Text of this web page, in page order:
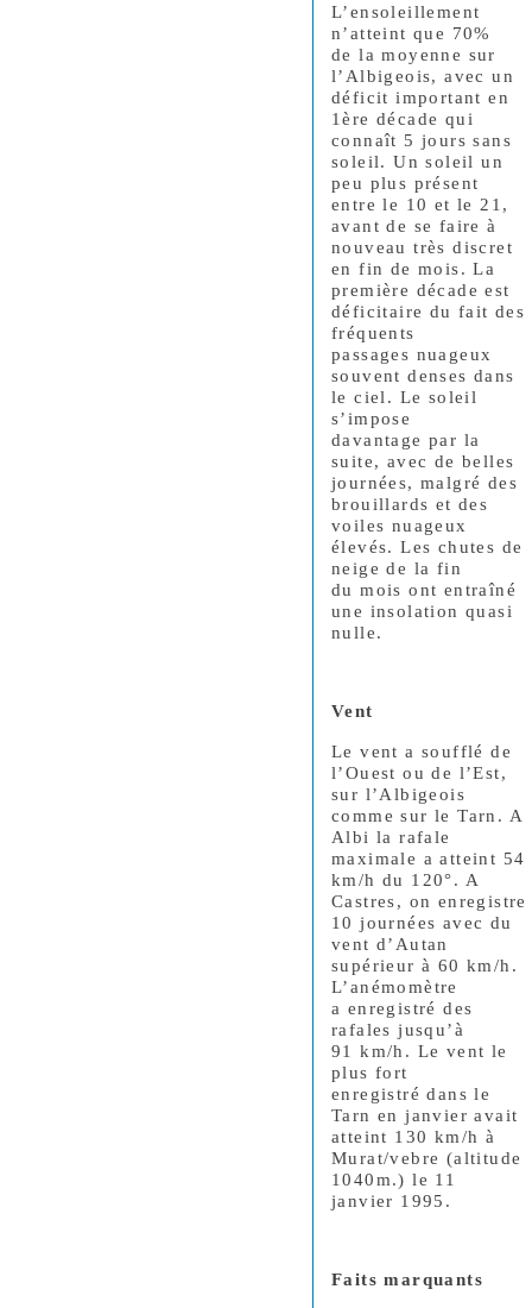
L’ensoleillement
n’atteint que 70%
de la moyenne sur
l’Albigeois, avec un
déficit important en
1ère décade qui
connaît 5 jours sans
soleil. Un soleil un
peu plus présent
entre le 10 et le 21,
avant de se faire à
nouveau très discret
en fin de mois. La
première décade est
déficitaire du fait des
fréquents
passages nuageux
souvent denses dans
le ciel. Le soleil
s’impose
davantage par la
suite, avec de belles
journées, malgré des
brouillards et des
voiles nuageux
élevés. Les chutes de
neige de la fin
du mois ont entraîné
une insolation quasi
nulle.
Vent
Le vent a soufflé de
l’Ouest ou de l’Est,
sur l’Albigeois
comme sur le Tarn. A
Albi la rafale
maximale a atteint 54
km/h du 120°. A
Castres, on enregistre
10 journées avec du
vent d’Autan
supérieur à 60 km/h.
L’anémomètre
a enregistré des
rafales jusqu’à
91 km/h. Le vent le
plus fort
enregistré dans le
Tarn en janvier avait
atteint 130 km/h à
Murat/vebre (altitude
1040m.) le 11
janvier 1995.
Faits marquants